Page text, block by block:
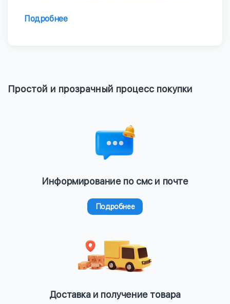
Подробнее
Простой и прозрачный процесс покупки
Информирование по смс и почте
Подробнее
Доставка и получение товара